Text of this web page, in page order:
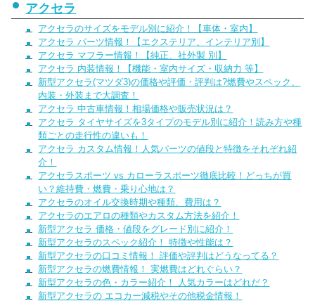
アクセラ
アクセラのサイズをモデル別に紹介！【車体・室内】
アクセラ パーツ情報！【エクステリア、インテリア別】
アクセラ マフラー情報！【純正、社外製 別】
アクセラ 内装情報！【機能・室内サイズ・収納力 等】
新型アクセラ(マツダ3)の価格や評価・評判は?燃費やスペック、
内装・外装まで大調査！
アクセラ 中古車情報！相場価格や販売状況は？
アクセラ タイヤサイズを3タイプのモデル別に紹介！読み方や種
類ごとの走行性の違いも！
アクセラ カスタム情報！人気パーツの値段と特徴をそれぞれ紹
介！
アクセラスポーツ vs カローラスポーツ徹底比較！どっちが買
い？維持費・燃費・乗り心地は？
アクセラのオイル交換時期や種類、費用は？
アクセラのエアロの種類やカスタム方法を紹介！
新型アクセラ 価格・値段をグレード別に紹介！
新型アクセラのスペック紹介！ 特徴や性能は？
新型アクセラの口コミ情報！ 評価や評判はどうなってる？
新型アクセラの燃費情報！ 実燃費はどれぐらい？
新型アクセラの色・カラー紹介！ 人気カラーはどれだ？
新型アクセラの エコカー減税やその他税金情報！